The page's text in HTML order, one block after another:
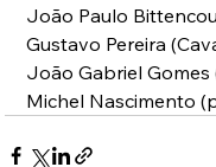
João Paulo
Gustavo Pereira
João Gabriel Gomes
Michel Nascimento